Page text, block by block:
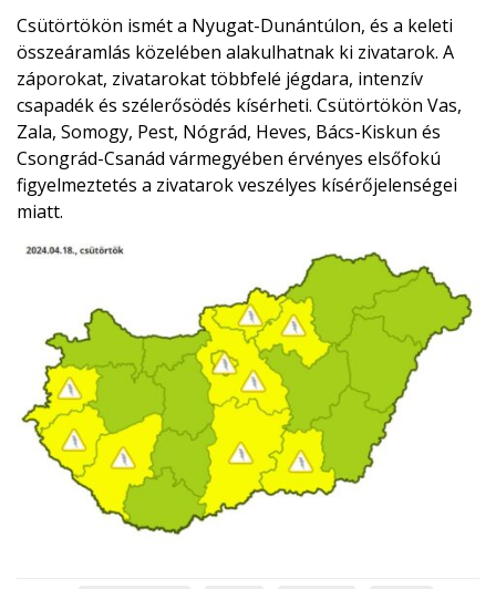
Csütörtökön ismét a Nyugat-Dunántúlon, és a keleti
összeáramlás közelében alakulhatnak ki zivatarok. A
záporokat, zivatarokat többfelé jégdara, intenzív
csapadék és szélerősödés kísérheti. Csütörtökön Vas,
Zala, Somogy, Pest, Nógrád, Heves, Bács-Kiskun és
Csongrád-Csanád vármegyében érvényes elsőfokú
figyelmeztetés a zivatarok veszélyes kísérőjelenségei
miatt.